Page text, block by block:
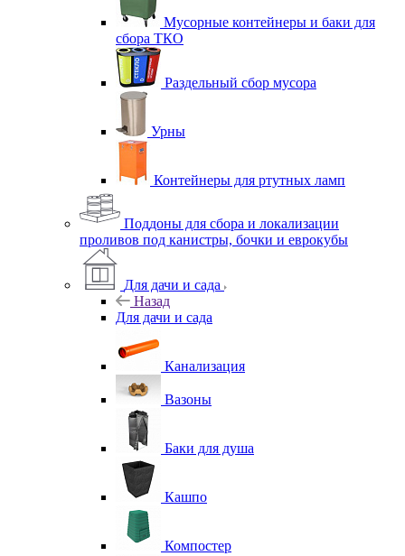
Мусорные контейнеры и баки для
сбора ТКО
Раздельный сбор мусора
Урны
Контейнеры для ртутных ламп
Поддоны для сбора и локализации
проливов под канистры, бочки и еврокубы
Для дачи и сада
Назад
Для дачи и сада
Канализация
Вазоны
Баки для душа
Кашпо
Компостер